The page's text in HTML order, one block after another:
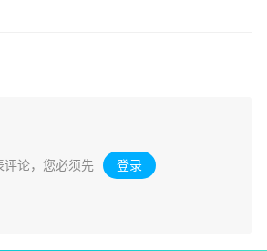
评论，您必须先 登录 。